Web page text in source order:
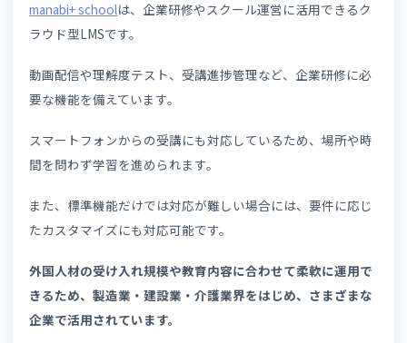
ついては、👉「eラーニングのカスタマイズで実現するUX
計」で詳しく解説しています。ぜひご覧ください。
6-4. サポート体制を確認する
LMSは導入して終わりではなく、継続的な運用が必要です
を確認しておくことで、安心して利用できます。
が重要な選定基準となるでしょう。